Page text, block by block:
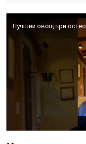
Лучший овощ при